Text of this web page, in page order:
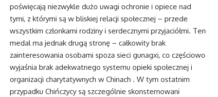
poświęcają niezwykle dużo uwagi ochronie i opiece nad
tymi, z którymi są w bliskiej relacji społecznej – przede
wszystkim członkami rodziny i serdecznymi przyjaciółmi. Ten
medal ma jednak drugą stronę – całkowity brak
zainteresowania osobami spoza sieci gunagxi, co częściowo
wyjaśnia brak adekwatnego systemu opieki społecznej i
organizacji charytatywnych w Chinach . W tym ostatnim
przypadku Chińczycy są szczególnie skonsternowani